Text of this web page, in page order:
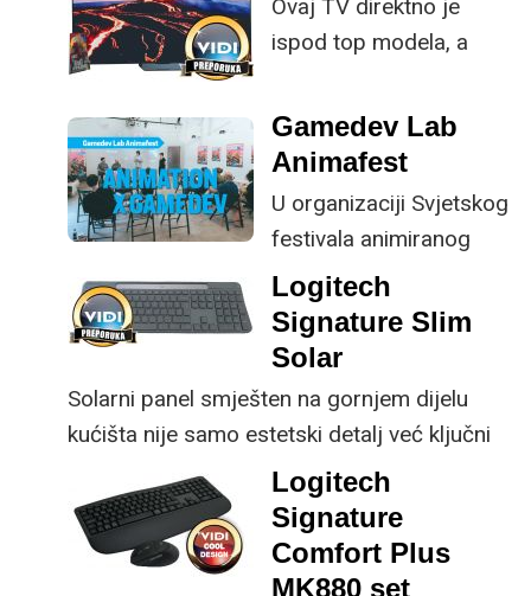
istovremeno
implementirao
ključne svakom
korisniku.
Ovaj TV direktno je
ispod top modela, a
male ustupke možete
osjetno uštedjeti pri
Gamedev Lab
Animafest
U organizaciji Svjetskog
festivala animiranog
filma -
Animafesta Zagreb i
CEE Animation
se prvi puta
održao Animation x
Gamedev Lab Zagreb.
Logitech
Signature Slim
Solar
Solarni panel smješten na gornjem dijelu
kućišta nije samo estetski detalj već ključni
dio koncepta ovog proizvoda, jer koristi
energiju prirodnog ili umjetnog svjetla za
rad.
Logitech
Signature
Comfort Plus
MK880 set